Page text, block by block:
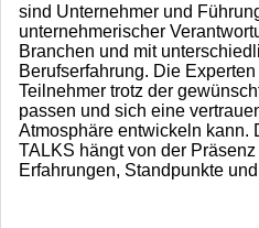
sind Unternehmer und
unternehmerischer
Branchen und mit
Berufserfahrung. Die
Teilnehmer trotz der
passen und sich eine
Atmosphäre entwickeln kann.
TALKS hängt von der
Erfahrungen, Standpunkte